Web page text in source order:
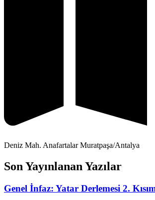
Deniz Mah. Anafartalar Muratpaşa/Antalya
Son Yayınlanan Yazılar
Genel İnfaz: Yatar Derlemesi 2.